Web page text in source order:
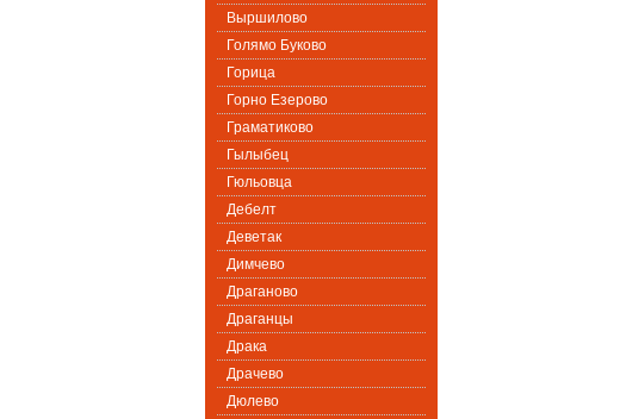
Выршилово
Голямо Буково
Горица
Горно Езерово
Граматиково
Гылыбец
Гюльовца
Дебелт
Деветак
Димчево
Драганово
Драганцы
Драка
Драчево
Дюлево